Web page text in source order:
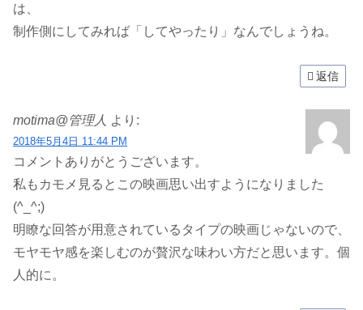
は、
制作側にしてみれば「してやったり」なんでしょうね。
返信
motima@管理人 より:
2018年5月4日 11:44 PM
コメントありがとうございます。
私もカモメ見るとこの映画思い出すようになりました
(^_^;)
明瞭な回答が用意されているタイプの映画じゃないので、
モヤモヤ感を楽しむのが贅沢な味わい方だと思います。個
人的に。